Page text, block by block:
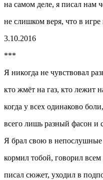
на самом деле, я писал нам
не слишком веря, что в
3.10.2016
***
Я никогда не чувствовал
кто жмёт на газ, кто лежит
когда у всех одинаково боли,
всего лишь разный фасон и
Я брал свою в
кормил тобой, говорил всем
писал сюжет, уходил в